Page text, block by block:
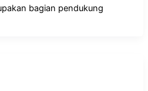
bagian pendukung